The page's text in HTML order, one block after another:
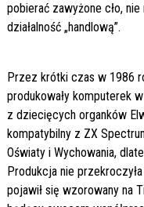
pobierać zawyżone cło,
działalność „handlową”.
Przez krótki czas w 1986
produkowały komputerek
z dziecięcych organków
kompatybilny z ZX
Oświaty i Wychowania,
Produkcja nie
pojawił się wzorowany na